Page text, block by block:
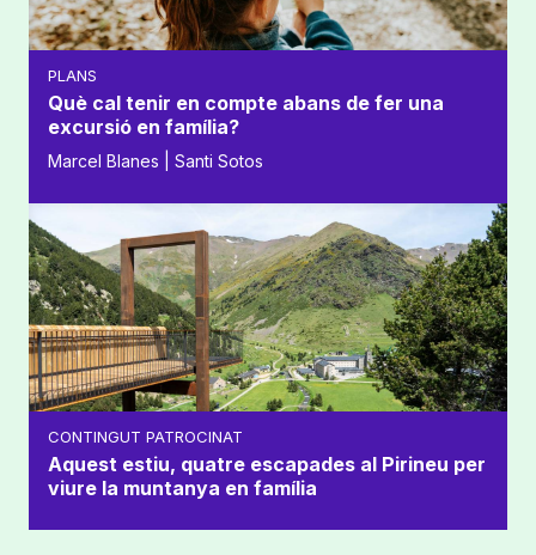
PLANS
Què cal tenir en compte abans de fer una
excursió en família?
Marcel Blanes | Santi Sotos
CONTINGUT PATROCINAT
Aquest estiu, quatre escapades al Pirineu per
viure la muntanya en família